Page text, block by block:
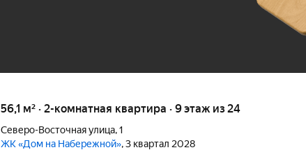
56,1 м² · 2-комнатная квартира · 9 этаж из 24
Северо-Восточная улица,1
ЖК «Дом на Набережной», 3 квартал 2028